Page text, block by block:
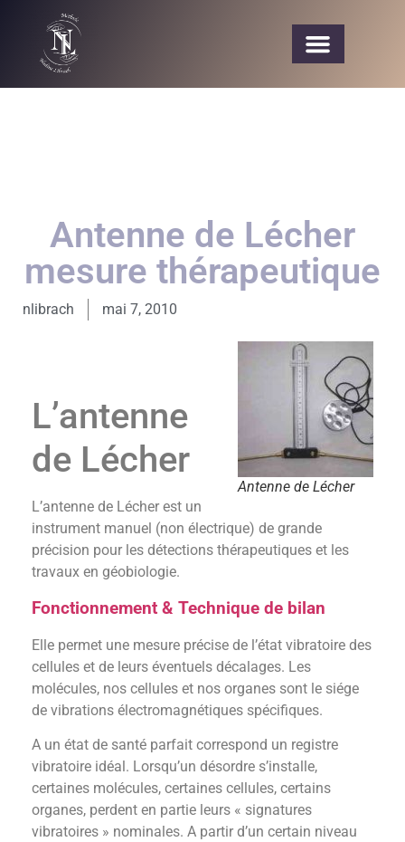
Antenne de Lécher
mesure thérapeutique
nlibrach mai 7, 2010
Antenne de Lécher
L’antenne
de Lécher
L’antenne de Lécher est un
instrument manuel (non électrique) de grande
précision pour les détections thérapeutiques et les
travaux en géobiologie.
Fonctionnement & Technique de bilan
Elle permet une mesure précise de l’état vibratoire des
cellules et de leurs éventuels décalages. Les
molécules, nos cellules et nos organes sont le siége
de vibrations électromagnétiques spécifiques.
A un état de santé parfait correspond un registre
vibratoire idéal. Lorsqu’un désordre s’installe,
certaines molécules, certaines cellules, certains
organes, perdent en partie leurs « signatures
vibratoires » nominales. A partir d’un certain niveau